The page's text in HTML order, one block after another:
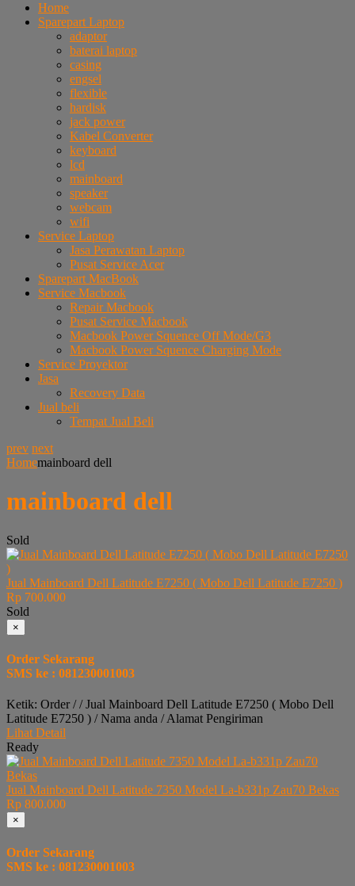
Home
Sparepart Laptop
adaptor
baterai laptop
casing
engsel
flexible
hardisk
jack power
Kabel Converter
keyboard
lcd
mainboard
speaker
webcam
wifi
Service Laptop
Jasa Perawatan Laptop
Pusat Service Acer
Sparepart MacBook
Service Macbook
Repair Macbook
Pusat Service Macbook
Macbook Power Squence Off Mode/G3
Macbook Power Squence Charging Mode
Service Proyektor
Jasa
Recovery Data
Jual beli
Tempat Jual Beli
prev next
Homemainboard dell
mainboard dell
Sold
Jual Mainboard Dell Latitude E7250 ( Mobo Dell Latitude E7250 )
Rp 700.000
Sold
×
Order Sekarang
SMS ke : 081230001003
Ketik: Order / / Jual Mainboard Dell Latitude E7250 ( Mobo Dell
Latitude E7250 ) / Nama anda / Alamat Pengiriman
Lihat Detail
Ready
Jual Mainboard Dell Latitude 7350 Model La-b331p Zau70 Bekas
Rp 800.000
×
Order Sekarang
SMS ke : 081230001003